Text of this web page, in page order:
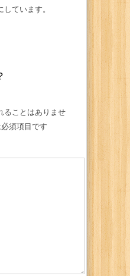
ています。
ることはありませ
須項目です